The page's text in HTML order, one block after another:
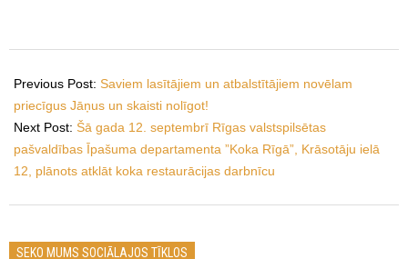
07-
01
Previous Post: Saviem lasītājiem un atbalstītājiem novēlam
priecīgus Jāņus un skaisti nolīgot!
Next Post: Šā gada 12. septembrī Rīgas valstspilsētas
pašvaldības Īpašuma departamenta ”Koka Rīgā”, Krāsotāju ielā
12, plānots atklāt koka restaurācijas darbnīcu
SEKO MUMS SOCIĀLAJOS TĪKLOS